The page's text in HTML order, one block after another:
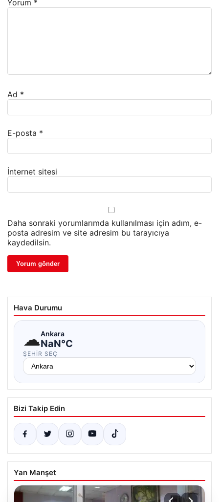
Yorum *
Ad *
E-posta *
İnternet sitesi
Daha sonraki yorumlarımda kullanılması için adım, e-
posta adresim ve site adresim bu tarayıcıya
kaydedilsin.
Hava Durumu
☁Ankara
NaN°C
ŞEHIR SEÇ
Bizi Takip Edin
Yan Manşet